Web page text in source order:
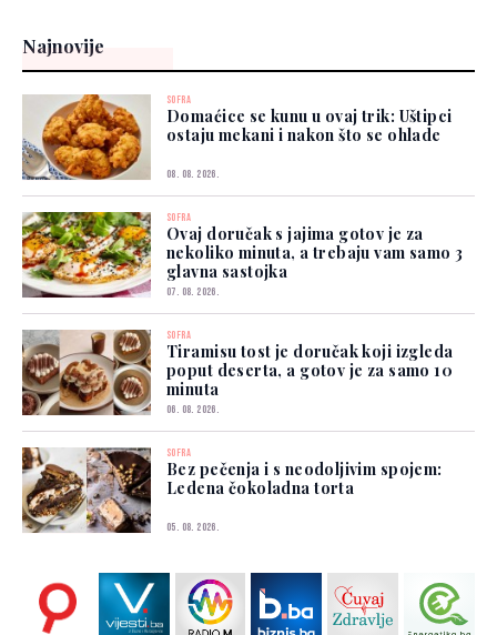
Najnovije
SOFRA
Domaćice se kunu u ovaj trik: Uštipci
ostaju mekani i nakon što se ohlade
08. 08. 2026.
SOFRA
Ovaj doručak s jajima gotov je za
nekoliko minuta, a trebaju vam samo 3
glavna sastojka
07. 08. 2026.
SOFRA
Tiramisu tost je doručak koji izgleda
poput deserta, a gotov je za samo 10
minuta
06. 08. 2026.
SOFRA
Bez pečenja i s neodoljivim spojem:
Ledena čokoladna torta
05. 08. 2026.